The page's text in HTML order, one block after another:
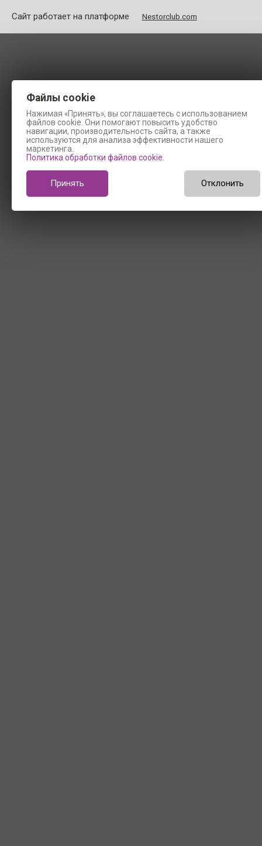
Сайт работает на платформе Nestorclub.com
Файлы cookie
Нажимая «Принять», вы соглашаетесь с использованием
файлов cookie. Они помогают повысить удобство
навигации, производительность сайта, а также
используются для анализа эффективности нашего
маркетинга.
Политика обработки файлов cookie.
Принять Отклонить